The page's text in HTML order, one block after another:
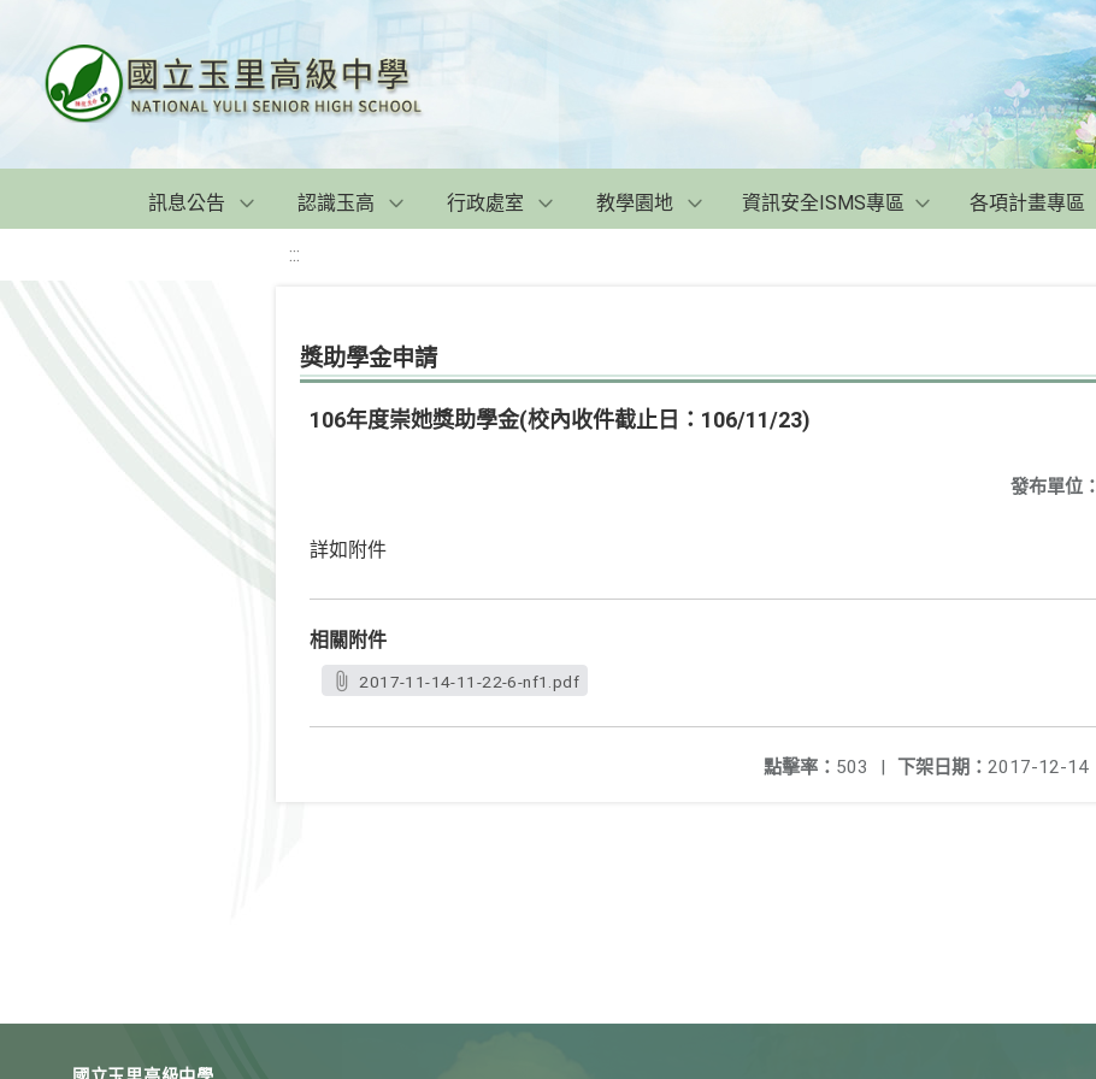
訊息公告 認識玉高 行政處室 教學園地 資訊安全ISMS專區 各項計畫專區
:::
獎助學金申請
106年度崇她獎助學金(校內收件截止日：106/11/23)
發布單位：
詳如附件
相關附件
2017-11-14-11-22-6-nf1.pdf
下架日期： 2017-12-14
點擊率： 503 |